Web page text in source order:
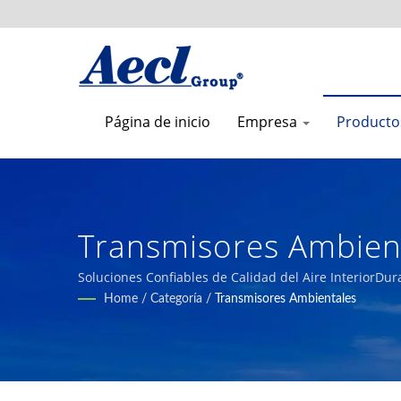
Página de inicio Empresa
Transmisores
Systems Fabricante
Soluciones Confiables de Calidad del Aire
alta calidad para edificios, automatización industrial,
Home / Categoría / Transmisores Ambientales